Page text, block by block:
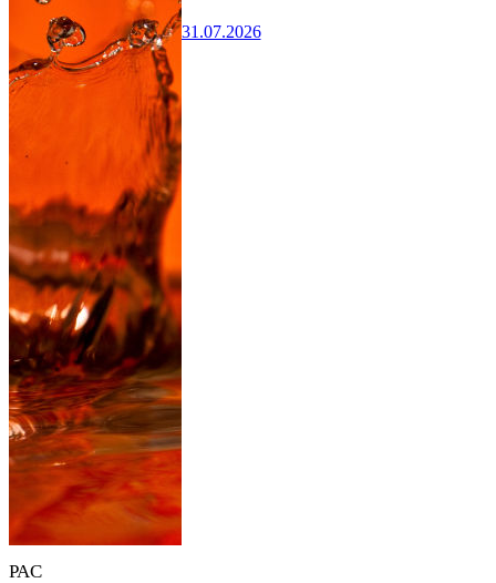
31.07.2026
PAC